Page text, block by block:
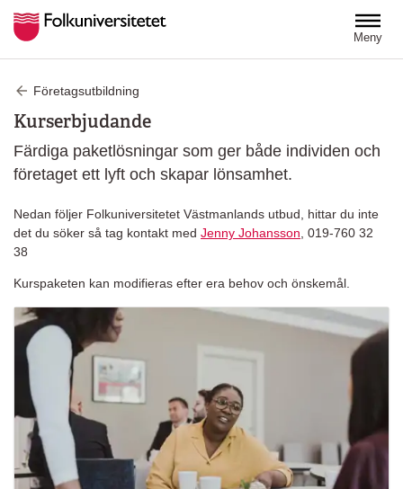
Meny
Företagsutbildning
Kurserbjudande
Färdiga paketlösningar som ger både individen och
företaget ett lyft och skapar lönsamhet.
Nedan följer Folkuniversitetet Västmanlands utbud, hittar du inte
det du söker så tag kontakt med Jenny Johansson , 019-760 32
38
Kurspaketen kan modifieras efter era behov och önskemål.